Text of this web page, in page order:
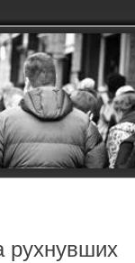
рухнувших